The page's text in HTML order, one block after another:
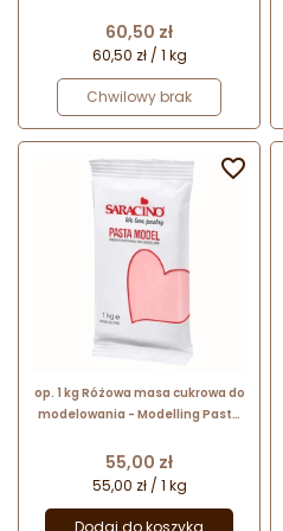
Cena
60,50 zł
60,50 zł / 1 kg
Chwilowy brak
op. 1 kg Różowa masa cukrowa do
modelowania - Modelling Paste
Cena
55,00 zł
55,00 zł / 1 kg
